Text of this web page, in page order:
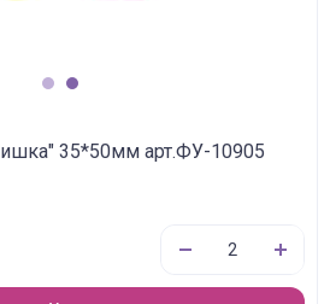
35*50мм арт.ФУ-10905